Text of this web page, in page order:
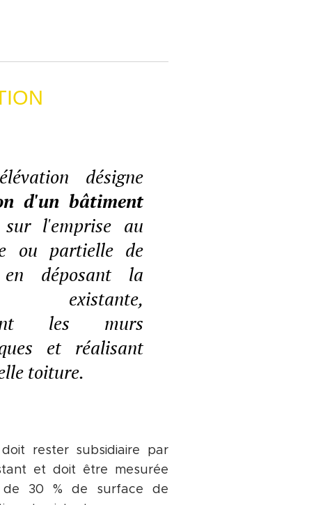
désigne
d'un bâtiment
sur l'emprise au
ou partielle de
déposant la
existante,
les murs
et réalisant
toiture.
rester subsidiaire par
et doit être mesurée
30 % de surface de